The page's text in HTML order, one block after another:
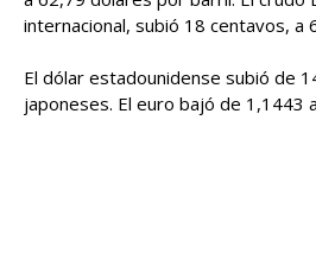
internacional, subió 18 centavos, a
El dólar estadounidense subió de
japoneses. El euro bajó de 1,1443